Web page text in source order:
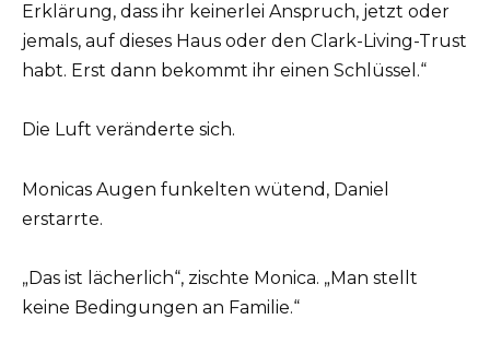
Erklärung, dass ihr keinerlei Anspruch, jetzt oder
jemals, auf dieses Haus oder den Clark-Living-Trust
habt. Erst dann bekommt ihr einen Schlüssel.“
Die Luft veränderte sich.
Monicas Augen funkelten wütend, Daniel
erstarrte.
„Das ist lächerlich“, zischte Monica. „Man stellt
keine Bedingungen an Familie.“